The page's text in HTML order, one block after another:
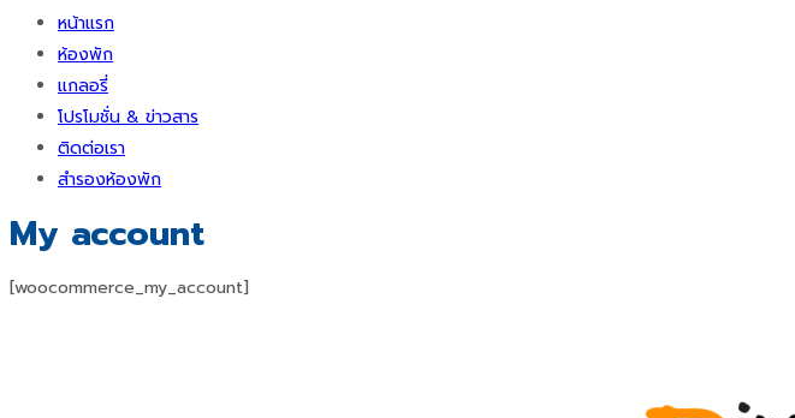
หน้าแรก
ห้องพัก
แกลอรี่
โปรโมชั่น & ข่าวสาร
ติดต่อเรา
สำรองห้องพัก
My account
[woocommerce_my_account]